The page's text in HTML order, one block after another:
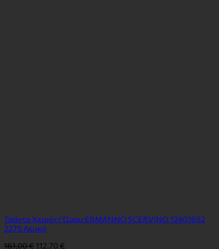
Τσάντα Χειρός/ Ώμου ERMANNO SCERVINO 12401652
2275 Λευκό
161,00€ 112,70 €